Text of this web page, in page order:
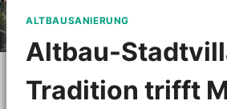
ALTBAUSANIERUNG
Altbau-
Tradition trifft